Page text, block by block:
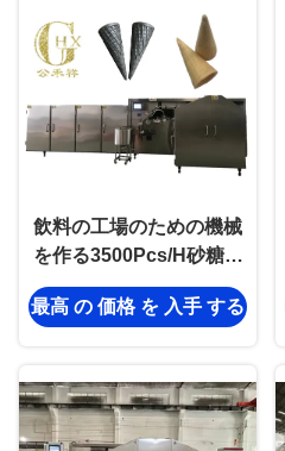
飲料の工場のための機械
を作る3500Pcs/H砂糖の
円錐形
最高 の 価格 を 入手 する